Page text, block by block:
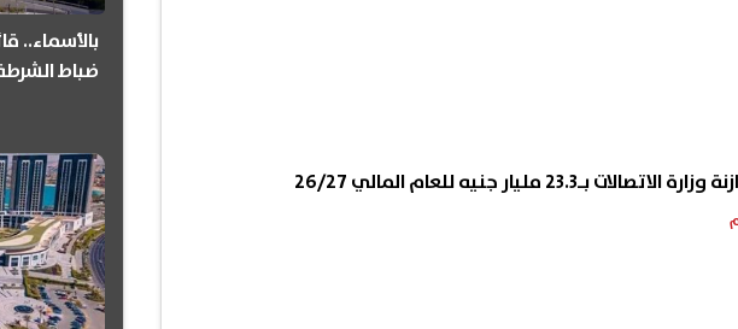
مليار جنيه للعام المالي 26/27
بالأسماء..
ضباط الشرطة لعام